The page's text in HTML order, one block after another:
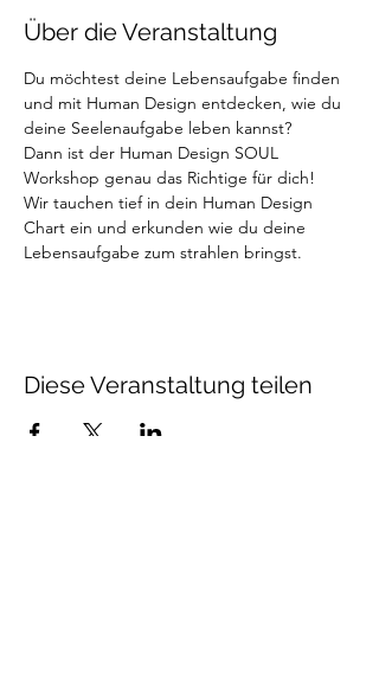
Über die Veranstaltung
Du möchtest deine Lebensaufgabe finden
und mit Human Design entdecken, wie du
deine Seelenaufgabe leben kannst?
Dann ist der Human Design SOUL
Workshop genau das Richtige für dich!
Wir tauchen tief in dein Human Design
Chart ein und erkunden wie du deine
Lebensaufgabe zum strahlen bringst.
Diese Veranstaltung teilen